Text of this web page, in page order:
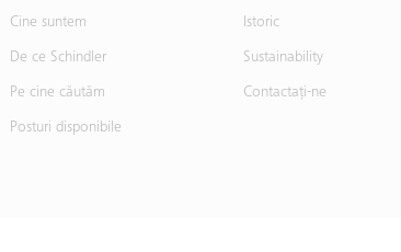
Cine suntem
De ce Schindler
Pe cine căutăm
Posturi disponibile
Istoric
Sustainability
Contactaţi-ne